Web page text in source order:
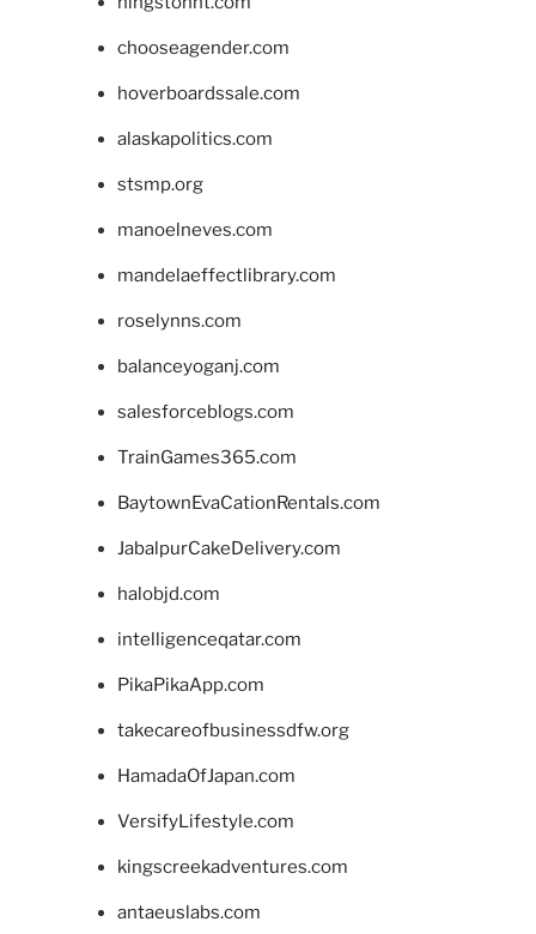
chooseagender.com
hoverboardssale.com
alaskapolitics.com
stsmp.org
manoelneves.com
mandelaeffectlibrary.com
roselynns.com
balanceyoganj.com
salesforceblogs.com
TrainGames365.com
BaytownEvaCationRentals.com
JabalpurCakeDelivery.com
halobjd.com
intelligenceqatar.com
PikaPikaApp.com
takecareofbusinessdfw.org
HamadaOfJapan.com
VersifyLifestyle.com
kingscreekadventures.com
antaeuslabs.com